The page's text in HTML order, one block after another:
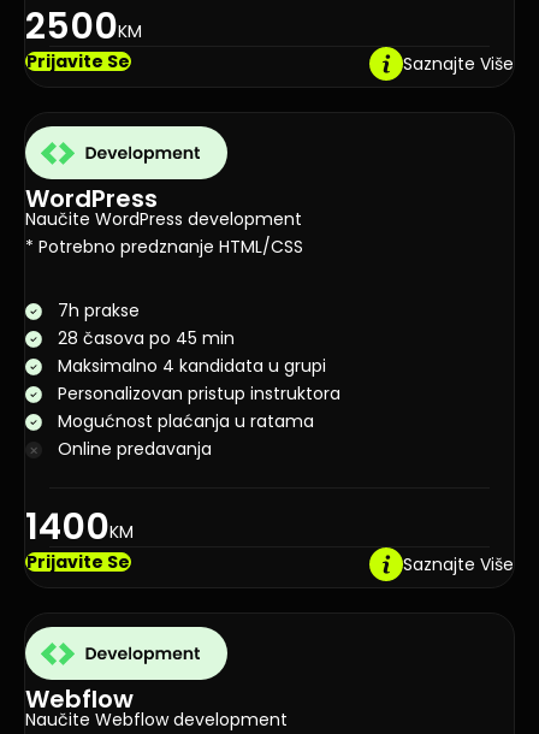
2500KM
Prijavite Se
Saznajte Više
WordPress
Naučite WordPress development
* Potrebno predznanje HTML/CSS
7h prakse
28 časova po 45 min
Maksimalno 4 kandidata u grupi
Personalizovan pristup instruktora
Mogućnost plaćanja u ratama
Online predavanja
1400KM
Prijavite Se
Saznajte Više
Webflow
Naučite Webflow development